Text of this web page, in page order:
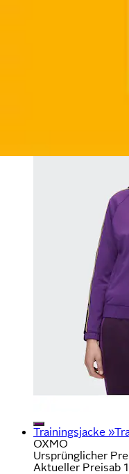
Trainingsjacke
OXMO
Ursprünglicher
Aktueller Preisab